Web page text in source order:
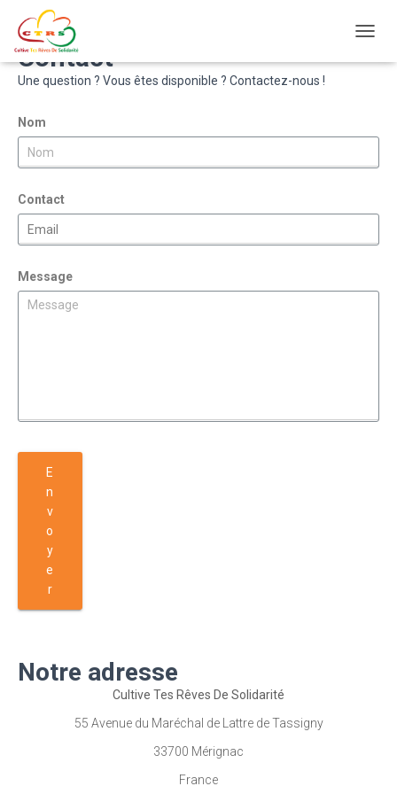
Contact
Une question ? Vous êtes disponible ? Contactez-nous !
Nom
Contact
Message
E
n
v
o
y
e
r
Notre adresse
Cultive Tes Rêves De Solidarité
55 Avenue du Maréchal de Lattre de Tassigny
33700 Mérignac
France